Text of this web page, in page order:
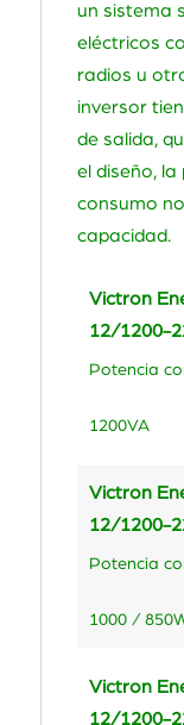
un sistema
eléctricos
radios u
inversor
de salida,
el diseño,
consumo
capacidad.
Victron
12/1200-
Potencia
1200VA
Victron
12/1200-
Potencia
1000 /
Victron
12/1200-